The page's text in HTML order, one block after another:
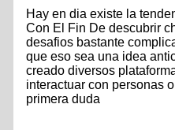
Hay en dia existe la
Con El Fin De descubrir
desafios bastante
que eso sea una idea
creado diversos
interactuar con personas
primera duda